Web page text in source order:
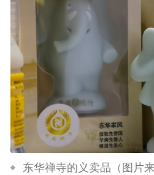
东华禅寺的义卖品（图片